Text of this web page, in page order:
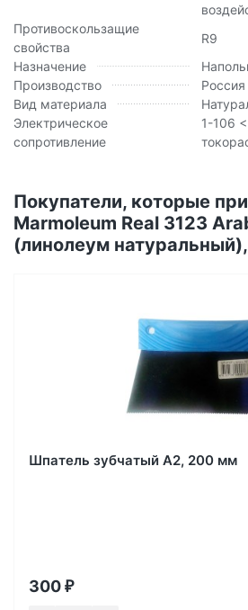
Противоскользащие
свойства
R9
Назначение
Производство
Россия
Вид материала
Электрическое
сопротивление
1-106
Покупатели, которые
Marmoleum Real 3123
(линолеум
Шпатель зубчатый А2, 200 мм
300 ₽